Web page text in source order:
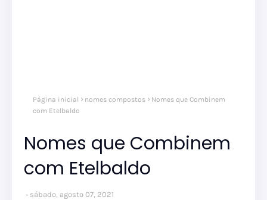
Página inicial nomes compostos
Nomes que Combinem
com Etelbaldo
Nomes que Combinem
com Etelbaldo
sábado, agosto 07, 2021